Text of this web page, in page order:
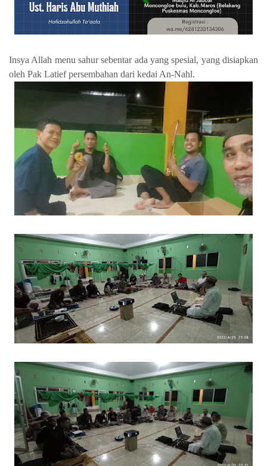
Insya Allah menu sahur sebentar ada yang spesial, yang disiapkan
oleh Pak Latief persembahan dari kedai An-Nahl.